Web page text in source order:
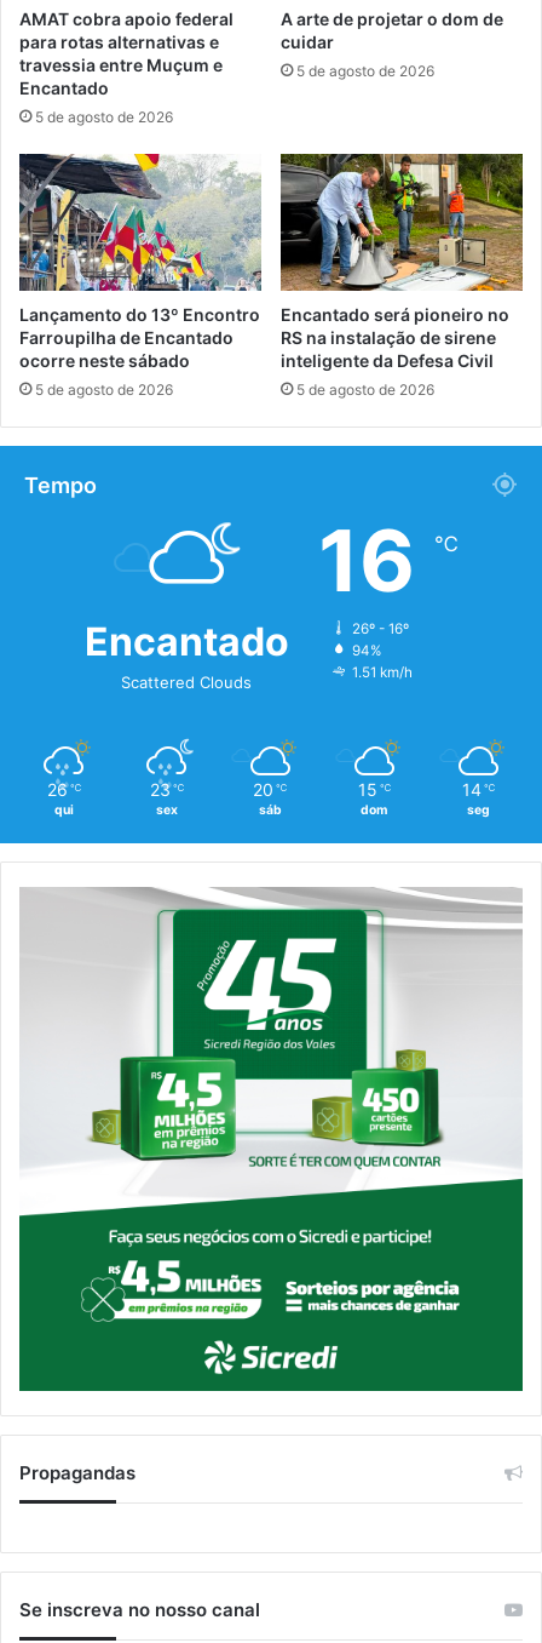
AMAT cobra apoio federal
para rotas alternativas e
travessia entre Muçum e
Encantado
5 de agosto de 2026
A arte de projetar o dom de
cuidar
5 de agosto de 2026
Lançamento do 13º Encontro
Farroupilha de Encantado
ocorre neste sábado
5 de agosto de 2026
Encantado será pioneiro no
RS na instalação de sirene
inteligente da Defesa Civil
5 de agosto de 2026
Tempo
Encantado
Scattered Clouds
16 ℃
26º - 16º
94%
1.51 km/h
26 ℃
qui
23 ℃
sex
20 ℃
sáb
15 ℃
dom
14 ℃
seg
Propagandas
Se inscreva no nosso canal